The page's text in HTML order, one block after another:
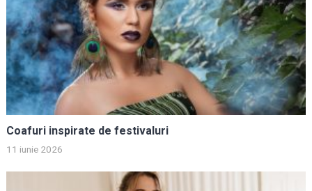
Coafuri inspirate de festivaluri
11 iunie 2026